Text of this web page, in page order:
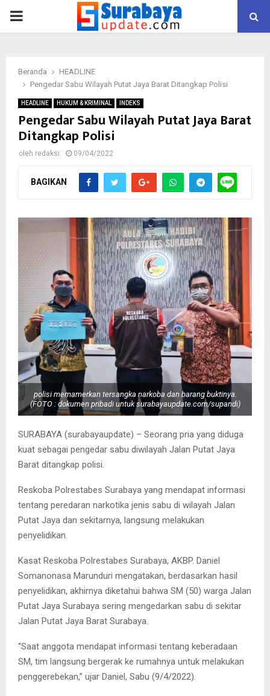
PRIMARY
Beranda
HEADLINE
Pengedar Sabu Wilayah Putat Jaya Barat Ditangkap Polisi
HEADLINE HUKUM & KRIMINAL INDEKS
Pengedar Sabu Wilayah Putat Jaya Barat
Ditangkap Polisi
oleh redaksi 09/04/2022
BAGIKAN
polisi memamerkan tersangka narkoba dan barang buktinya.
(FOTO : dokumen pribadi untuk surabayaupdate.com/supandi)
SURABAYA (surabayaupdate) – Seorang pria yang diduga
kuat sebagai pengedar sabu diwilayah Jalan Putat Jaya
Barat ditangkap polisi.
Reskoba Polrestabes Surabaya yang mendapat informasi
tentang peredaran narkotika jenis sabu di wilayah Jalan
Putat Jaya dan sekitarnya, langsung melakukan
penyelidikan.
Kasat Reskoba Polrestabes Surabaya, AKBP. Daniel
Somanonasa Marunduri mengatakan, berdasarkan hasil
penyelidikan, akhirnya diketahui bahwa SM (50) warga Jalan
Putat Jaya Surabaya sering mengedarkan sabu di sekitar
Jalan Putat Jaya Barat Surabaya.
“Saat anggota mendapat informasi tentang keberadaan
SM, tim langsung bergerak ke rumahnya untuk melakukan
penggerebekan,” ujar Daniel, Sabu (9/4/2022).